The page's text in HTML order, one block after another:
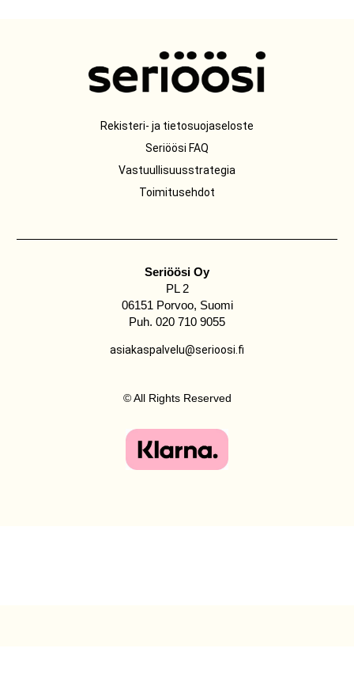
Rekisteri- ja tietosuojaseloste
Seriöösi FAQ
Vastuullisuusstrategia
Toimitusehdot
Seriöösi Oy
PL 2
06151 Porvoo, Suomi
Puh. 020 710 9055
asiakaspalvelu@serioosi.fi
© All Rights Reserved